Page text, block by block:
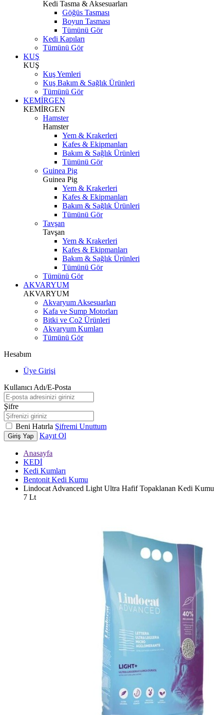
Kedi Tasma & Aksesuarları
Göğüs Tasması
Boyun Tasması
Tümünü Gör
Kedi Kapıları
Tümünü Gör
KUŞ
KUŞ
Kuş Yemleri
Kuş Bakım & Sağlık Ürünleri
Tümünü Gör
KEMİRGEN
KEMİRGEN
Hamster
Hamster
Yem & Krakerleri
Kafes & Ekipmanları
Bakım & Sağlık Ürünleri
Tümünü Gör
Guinea Pig
Guinea Pig
Yem & Krakerleri
Kafes & Ekipmanları
Bakım & Sağlık Ürünleri
Tümünü Gör
Tavşan
Tavşan
Yem & Krakerleri
Kafes & Ekipmanları
Bakım & Sağlık Ürünleri
Tümünü Gör
Tümünü Gör
AKVARYUM
AKVARYUM
Akvaryum Aksesuarları
Kafa ve Sump Motorları
Bitki ve Co2 Ürünleri
Akvaryum Kumları
Tümünü Gör
Hesabım
Üye Girişi
Kullanıcı Adı/E-Posta
Şifre
Beni Hatırla Şifremi Unuttum
Giriş Yap Kayıt Ol
Anasayfa
KEDİ
Kedi Kumları
Bentonit Kedi Kumu
Lindocat Advanced Light Ultra Hafif Topaklanan Kedi Kumu
7 Lt